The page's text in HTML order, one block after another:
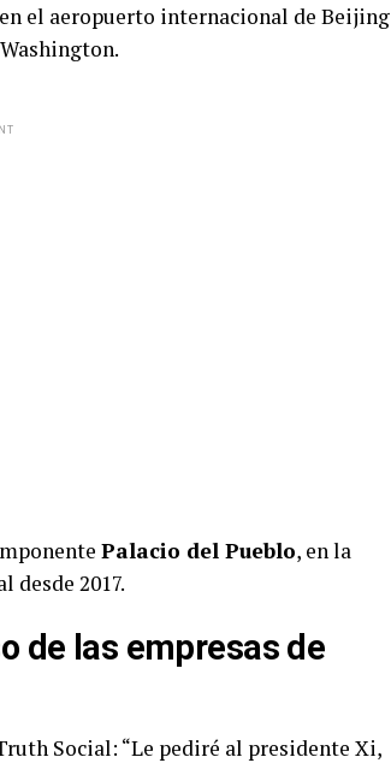
el aeropuerto internacional de Beijing
Palacio del Pueblo, en la
desde 2017.
de las empresas de
Social: “Le pediré al presidente Xi,